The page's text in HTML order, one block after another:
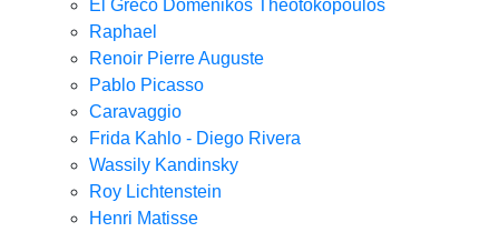
El Greco Domenikos Theotokopoulos
Raphael
Renoir Pierre Auguste
Pablo Picasso
Caravaggio
Frida Kahlo - Diego Rivera
Wassily Kandinsky
Roy Lichtenstein
Henri Matisse